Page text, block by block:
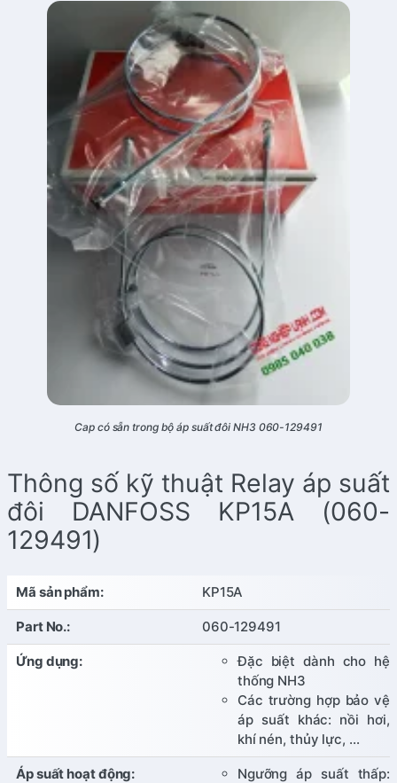
Cap có sẵn trong bộ áp suất đôi NH3 060-129491
Thông số kỹ thuật Relay áp suất
đôi DANFOSS KP15A (060-
129491)
Mã sản phẩm: KP15A
Part No.: 060-129491
Ứng dụng:
Đặc biệt dành cho hệ
thống NH3
Các trường hợp bảo vệ
áp suất khác: nồi hơi,
khí nén, thủy lực, …
Áp suất hoạt động:
Ngưỡng áp suất thấp: